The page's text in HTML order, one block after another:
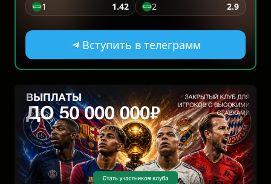
1 1.42 2 2.9
Вступить в телеграмм